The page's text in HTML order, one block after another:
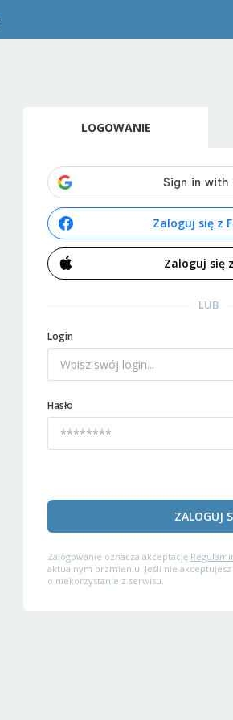
LOGOWANIE
Zaloguj się z
Zaloguj się
LUB
Login
Hasło
ZALOGUJ
Zalogowanie oznacza akceptację
aktualnym brzmieniu. Jeśli nie
o niekorzystanie z serwisu.